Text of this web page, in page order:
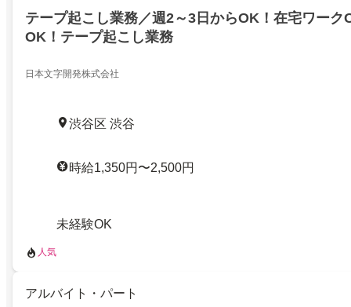
テープ起こし業務／週2～3日からOK！在宅ワーク
OK！テープ起こし業務
日本文字開発株式会社
渋谷区 渋谷
時給1,350円〜2,500円
未経験OK
人気
アルバイト・パート